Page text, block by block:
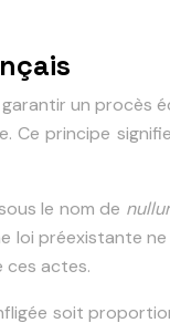
un procès
principe
le nom de
préexistante
ces actes.
soit